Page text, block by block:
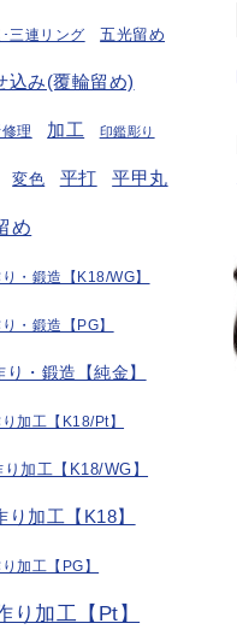
三連リング 五光留め
込み(覆輪留め)
理 加工 印鑑彫り
変色 平打 平甲丸
め
・鍛造【K18/WG】
・鍛造【PG】
り・鍛造【純金】
加工【K18/Pt】
り加工【K18/WG】
り加工【K18】
加工【PG】
り加工【Pt】